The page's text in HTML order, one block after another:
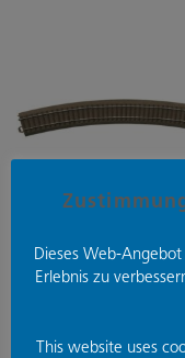
TRIX 62530
Gleis, gebogen, r=643,6
30°
Dieses Web-
Erlebnis zu
This website uses